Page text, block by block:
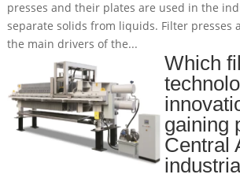
presses and their plates are used in the
separate solids from liquids. Filter presses
the main drivers of the...
Which
gaining
Central